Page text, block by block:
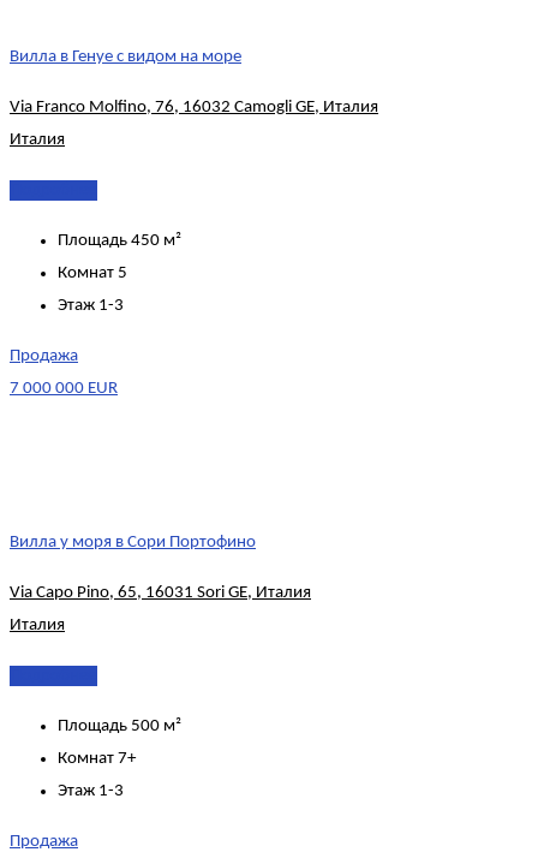
Вилла в Генуе с видом на море
Via Franco Molfino, 76, 16032 Camogli GE, Италия
Италия
Площадь 450 м²
Комнат 5
Этаж 1-3
Продажа
7 000 000 EUR
Вилла у моря в Сори Портофино
Via Capo Pino, 65, 16031 Sori GE, Италия
Италия
Площадь 500 м²
Комнат 7+
Этаж 1-3
Продажа